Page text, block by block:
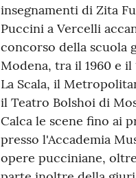
insegnamenti di Zita
Puccini a Vercelli
concorso della scuola
Modena, tra il 1960 e
La Scala, il
il Teatro Bolshoi di
Calca le scene fino ai
presso l'Accademia
opere pucciniane,